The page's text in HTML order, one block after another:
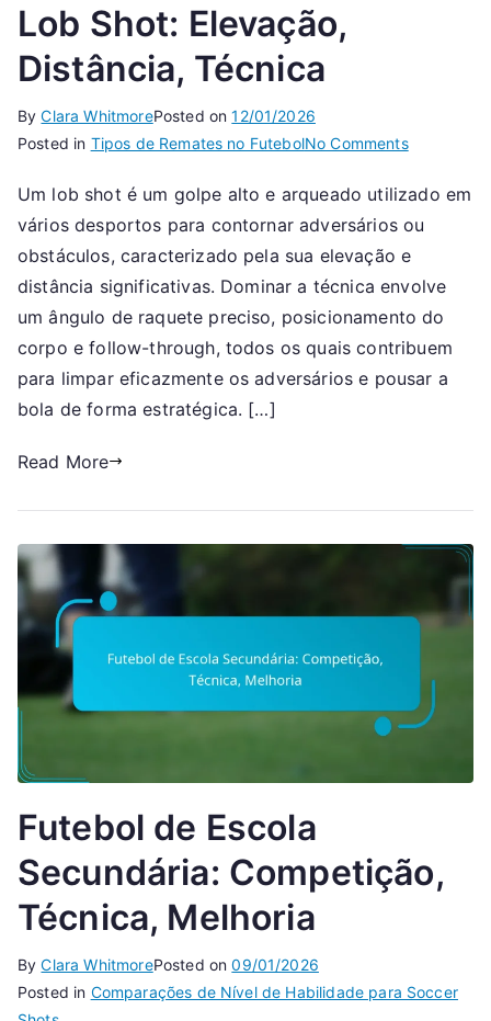
Lob Shot: Elevação,
Distância, Técnica
ByClara WhitmorePosted on12/01/2026
Posted in Tipos de Remates no FutebolNo Commentson
Shot:
Elevação,
Distância,
Técnica
Um lob shot é um golpe alto e arqueado utilizado em
vários desportos para contornar adversários ou
obstáculos, caracterizado pela sua elevação e
distância significativas. Dominar a técnica envolve
um ângulo de raquete preciso, posicionamento do
corpo e follow-through, todos os quais contribuem
para limpar eficazmente os adversários e pousar a
bola de forma estratégica. […]
Read More
Futebol de Escola
Secundária: Competição,
Técnica, Melhoria
ByClara WhitmorePosted on09/01/2026
Posted in Comparações de Nível de Habilidade para Soccer